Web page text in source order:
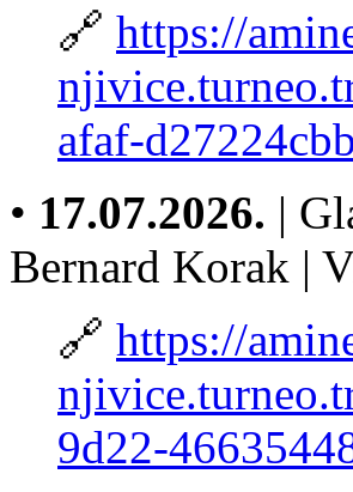
🔗 https://
afaf-
• 17.07.2026. |
Bernard Korak |
🔗 https://
9d22-